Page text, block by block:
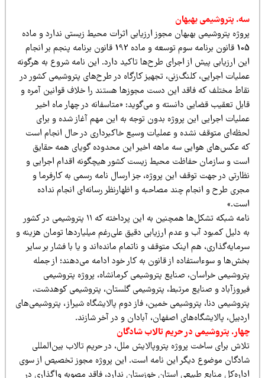
پتروشیمی بهبهان
پتروشیمی بهبهان مجوز ارزیابی اثرات محیط زیستی ندارد و ماده
105 قانون برنامه سوم توسعه و ماده 192 قانون برنامه پنجم بر انجام
ارزیابی‌ پیش از اجرای طرح‌ها تاکید دارد. این نامه شروع به هرگونه
اجرایی، کلنگ‌زنی، تجهیز کارگاه در طرح‌های پتروشیمی کشور در
مختلف که فاقد این دست مجوزها هستند را خلاف قوانین آمره و
تعقیب قضایی دانسته و می‌گوید: «متاسفانه در چهار ماه اخیر
اجرایی این پروژه بدون توجه به این مهم آغاز شده و برای
متوقف نشده و عملیات وسیع خاکبرداری در حال انجام است
عکس‌های هوایی سه ماهه اخیر این محدوده گویای همه حقایق
و سازمان حفاظت محیط زیست کشور هیچگونه اقدام اجرایی و
در جهت توقف این پروژه، جز ارسال نامه رسمی به کارفرما و
طرح و انجام چند مصاحبه و اظهارنظر رسانه‌ای انجام نداده
نامه شبکه تشکل‌ها همچنین به این پرداخته که ۱۱ پتروشیمی در کشور
دلیل کمبود آب و عدم ارزیابی دقیق علی‌رغم میلیاردها تومان هزینه و
هم اینک متوقف و ناتمام مانده‌اند و یا با فشار بر سایر
و سوءاستفاده از قانون به کار خود ادامه می‌دهند؛ از جمله
خراسان، صنایع پتروشیمی کرمانشاه، پروژه پتروشیمی
و صنایع مرتبط، پتروشیمی گلستان، پتروشیمی کوهدشت،
دنا، پتروشیمی خمین، فاز دوم پالایشگاه شیراز، پتروشیمی‌های
پالایشگاه‌های اصفهان، آبادان و در آخر شازند.
پتروشیمی در حریم تالاب شادگان
برای ساخت پروژه پتروپالایش ملل، در حریم تالاب بین‌المللی
موضوع دیگر این نامه است. این پروژه مجوز تخصیص از سوی
منابع طبیعی استان خوزستان ندارد، فاقد مصوبه واگذاری در